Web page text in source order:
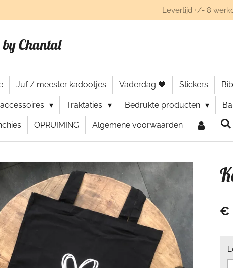
Levertijd +/- 8
Chantal
Juf / meester kadootjes Vaderdag 💙 Stickers
Traktaties Bedrukte producten
OPRUIMING Algemene voorwaarden
€